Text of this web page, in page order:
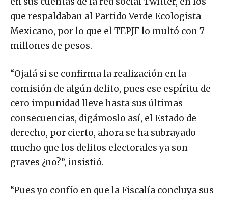
que respaldaban al Partido Verde Ecologista
Mexicano, por lo que el TEPJF lo multó con 7
millones de pesos.
“Ojalá si se confirma la realización en la
comisión de algún delito, pues ese espíritu de
cero impunidad lleve hasta sus últimas
consecuencias, digámoslo así, el Estado de
derecho, por cierto, ahora se ha subrayado
mucho que los delitos electorales ya son
graves ¿no?”, insistió.
“Pues yo confío en que la Fiscalía concluya sus